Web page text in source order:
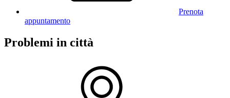
Prenota
appuntamento
Problemi in città